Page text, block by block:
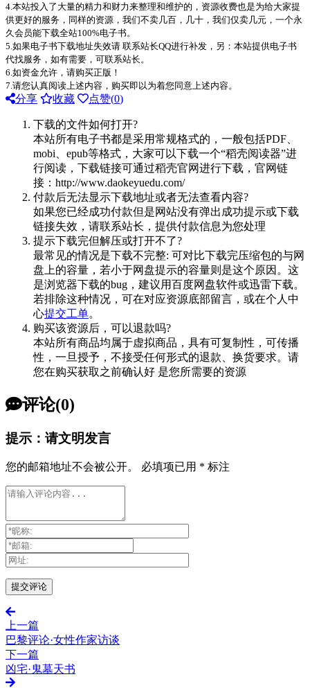
4.本站投入了大量的精力和财力来整理和维护的，资源收费也是为给大家提
供更好的服务，同样的资源，我们不卖几百，几十，我们仅卖几元，一个永
久会员能下载全站100%电子书。
5.如果电子书下载地址失效请 联系站长QQ进行补发，另：本站提供电子书
代找服务，如有需要，可联系站长。
6.如资金允许，请购买正版！
7.请您认真阅读上述内容，购买即以为着您同意上述内容。
分享 收藏 点赞(0)
下载的文件如何打开?
本站所有电子书都是采用常规格式的，一般包括PDF、
mobi、epub等格式，大家可以下载一个“稻壳阅读器”进
行阅读，下载链接可通过稻壳官网进行下载，官网链
接：http://www.daokeyuedu.com/
付款后无法显示下载地址或者无法查看内容?
如果您已经成功付款但是网站没有弹出成功提示或下载
链接失效，请联系站长，提供付款信息为您处理
提示下载完但解压或打开不了?
最常见的情况是下载不完整: 可对比下载完压缩包的与网
盘上的容量，若小于网盘提示的容量则是这个原因。这
是浏览器下载的bug，建议用百度网盘软件或迅雷下载。
若排除这种情况，可在对应资源底部留言，或在个人中
心提交工单。
购买该资源后，可以退款吗?
本站所有商品均属于虚拟商品，具有可复制性，可传播
性，一旦授予，不接受任何形式的退款、换货要求。请
您在购买获取之前确认好 是您所需要的资源
评论(0)
提示：请文明发言
您的邮箱地址不会被公开。 必填项已用 * 标注
上一篇
巴黎评论·女性作家访谈
下一篇
凶宅·鬼墓天书